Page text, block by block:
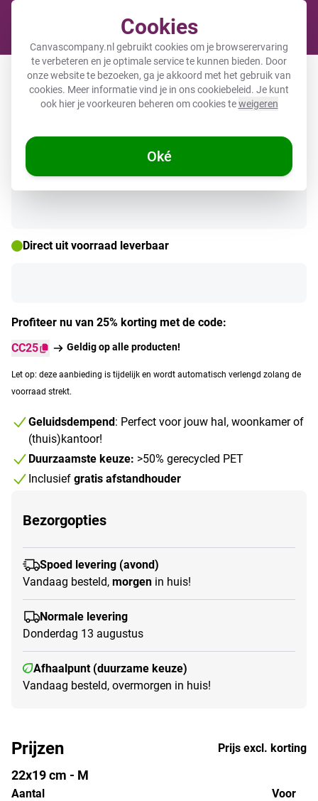
Cookies
Canvascompany.nl gebruikt cookies om je browserervaring
te verbeteren en je optimale service te kunnen bieden. Door
onze website te bezoeken, ga je akkoord met het gebruik van
cookies. Meer informatie vind je in onscookiebeleid. Je kunt
ook hier je voorkeuren beheren om cookies teweigeren
Oké
Akoestische hexagon met foto
Direct uit voorraad leverbaar
Profiteer nu van 25% korting met de code:
CC25
Geldig op alle producten!
Let op: deze aanbieding is tijdelijk en wordt automatisch verlengd zolang de
voorraad strekt.
Geluidsdempend: Perfect voor jouw hal, woonkamer of
(thuis)kantoor!
Duurzaamste keuze: >50% gerecycled PET
Inclusief gratis afstandhouder
Bezorgopties
Spoed levering (avond)
Vandaag besteld, morgen in huis!
Normale levering
Donderdag 13 augustus
Afhaalpunt (duurzame keuze)
Vandaag besteld, overmorgen in huis!
Prijzen Prijs excl. korting
22x19 cm - M
Aantal
Voor